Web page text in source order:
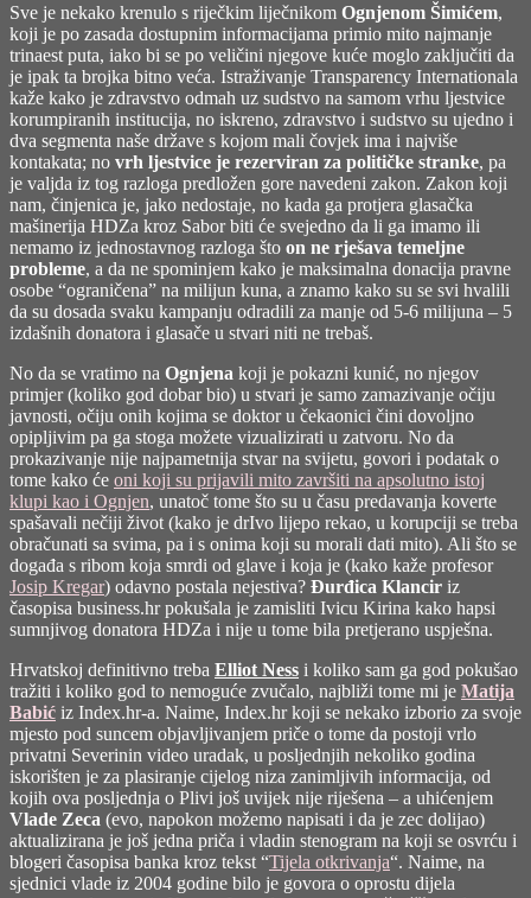
Sve je nekako krenulo s riječkim liječnikom Ognjenom Šimićem,
koji je po zasada dostupnim informacijama primio mito najmanje
trinaest puta, iako bi se po veličini njegove kuće moglo zaključiti da
je ipak ta brojka bitno veća. Istraživanje Transparency Internationala
kaže kako je zdravstvo odmah uz sudstvo na samom vrhu ljestvice
korumpiranih institucija, no iskreno, zdravstvo i sudstvo su ujedno i
dva segmenta naše države s kojom mali čovjek ima i najviše
kontakata; no vrh ljestvice je rezerviran za političke stranke, pa
je valjda iz tog razloga predložen gore navedeni zakon. Zakon koji
nam, činjenica je, jako nedostaje, no kada ga protjera glasačka
mašinerija HDZa kroz Sabor biti će svejedno da li ga imamo ili
nemamo iz jednostavnog razloga što on ne rješava temeljne
probleme, a da ne spominjem kako je maksimalna donacija pravne
osobe “ograničena” na milijun kuna, a znamo kako su se svi hvalili
da su dosada svaku kampanju odradili za manje od 5-6 milijuna – 5
izdašnih donatora i glasače u stvari niti ne trebaš.
No da se vratimo na Ognjena koji je pokazni kunić, no njegov
primjer (koliko god dobar bio) u stvari je samo zamazivanje očiju
javnosti, očiju onih kojima se doktor u čekaonici čini dovoljno
opipljivim pa ga stoga možete vizualizirati u zatvoru. No da
prokazivanje nije najpametnija stvar na svijetu, govori i podatak o
tome kako će oni koji su prijavili mito završiti na apsolutno istoj
klupi kao i Ognjen, unatoč tome što su u času predavanja koverte
spašavali nečiji život (kako je drIvo lijepo rekao, u korupciji se treba
obračunati sa svima, pa i s onima koji su morali dati mito). Ali što se
događa s ribom koja smrdi od glave i koja je (kako kaže profesor
Josip Kregar) odavno postala nejestiva? Đurđica Klancir iz
časopisa business.hr pokušala je zamisliti Ivicu Kirina kako hapsi
sumnjivog donatora HDZa i nije u tome bila pretjerano uspješna.
Hrvatskoj definitivno treba Elliot Ness i koliko sam ga god pokušao
tražiti i koliko god to nemoguće zvučalo, najbliži tome mi je Matija
Babić iz Index.hr-a. Naime, Index.hr koji se nekako izborio za svoje
mjesto pod suncem objavljivanjem priče o tome da postoji vrlo
privatni Severinin video uradak, u posljednjih nekoliko godina
iskorišten je za plasiranje cijelog niza zanimljivih informacija, od
kojih ova posljednja o Plivi još uvijek nije riješena – a uhićenjem
Vlade Zeca (evo, napokon možemo napisati i da je zec dolijao)
aktualizirana je još jedna priča i vladin stenogram na koji se osvrću i
blogeri časopisa banka kroz tekst “Tijela otkrivanja“. Naime, na
sjednici vlade iz 2004 godine bilo je govora o oprostu dijela